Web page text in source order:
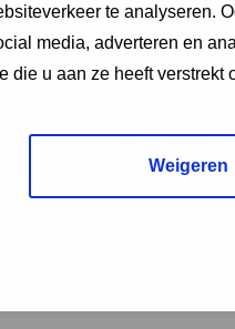
te analyseren.
media, adverteren en
die u aan ze heeft
Weigeren
clip is an excerpt from the first